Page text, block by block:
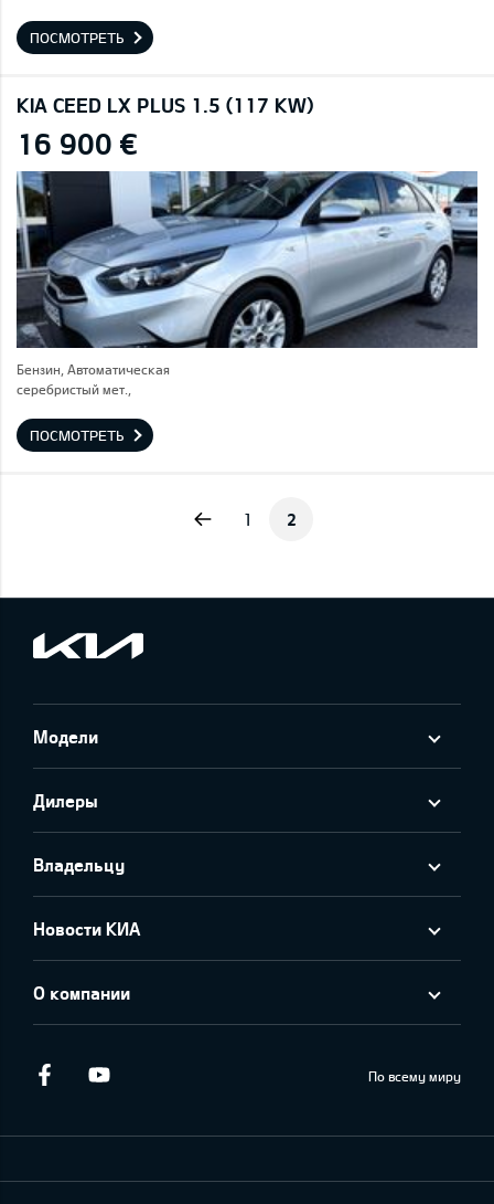
ПОСМОТРЕТЬ
KIA CEED LX PLUS 1.5 (117 KW)
16 900 €
Бензин, Автоматическая
серебристый мет.,
ПОСМОТРЕТЬ
1 2
Модели
Дилеры
Владельцу
Новости КИА
О компании
Facebook По всему миру